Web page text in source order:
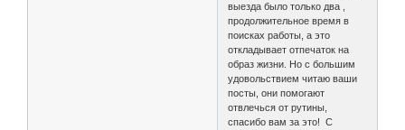
выезда было только два ,
продолжительное время в
поисках работы, а это
откладывает отпечаток на
образ жизни. Но с большим
удовольствием читаю ваши
посты, они помогают
отвлечься от рутины,
спасибо вам за это! С